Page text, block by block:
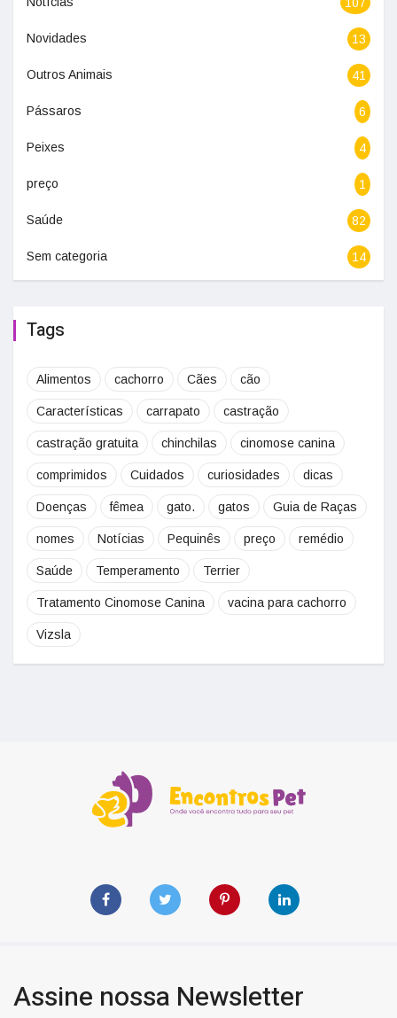
Novidades 13
Outros Animais 41
Pássaros 6
Peixes 4
preço 1
Saúde 82
Sem categoria 14
Tags
Alimentos cachorro Cães cão
Características carrapato castração
castração gratuita chinchilas cinomose canina
comprimidos Cuidados curiosidades dicas
Doenças fêmea gato. gatos Guia de Raças
nomes Notícias Pequinês preço remédio
Saúde Temperamento Terrier
Tratamento Cinomose Canina vacina para cachorro
Vizsla
Assine nossa Newsletter